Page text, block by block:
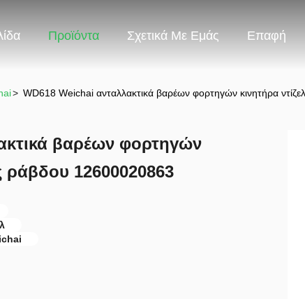
Προϊόντα Σχετικά Με Εμάς Επαφή
> WD618 Weichai ανταλλακτικά βαρέων φορτηγών κινητήρα
βαρέων φορτηγών
ράβδου 12600020863